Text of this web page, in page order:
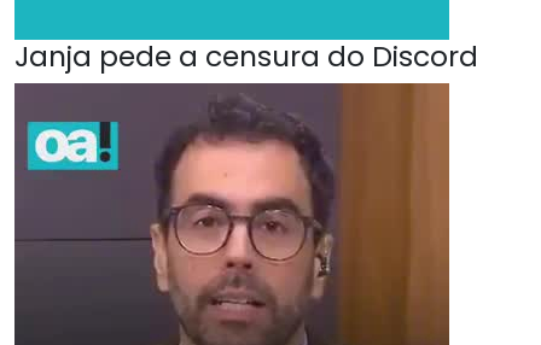
Janja pede a censura do Discord